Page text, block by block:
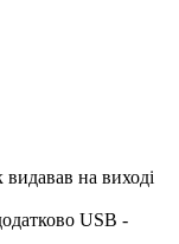
на виході
USB -